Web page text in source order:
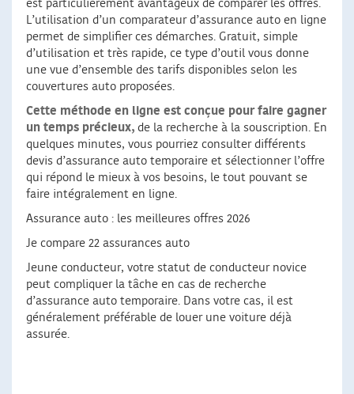
est particulièrement avantageux de comparer les offres.
L’utilisation d’un comparateur d’assurance auto en ligne
permet de simplifier ces démarches. Gratuit, simple
d’utilisation et très rapide, ce type d’outil vous donne
une vue d’ensemble des tarifs disponibles selon les
couvertures auto proposées.
Cette méthode en ligne est conçue pour faire gagner
un temps précieux, de la recherche à la souscription. En
quelques minutes, vous pourriez consulter différents
devis d’assurance auto temporaire et sélectionner l’offre
qui répond le mieux à vos besoins, le tout pouvant se
faire intégralement en ligne.
Assurance auto : les meilleures offres 2026
Je compare 22 assurances auto
Jeune conducteur, votre statut de conducteur novice
peut compliquer la tâche en cas de recherche
d’assurance auto temporaire. Dans votre cas, il est
généralement préférable de louer une voiture déjà
assurée.